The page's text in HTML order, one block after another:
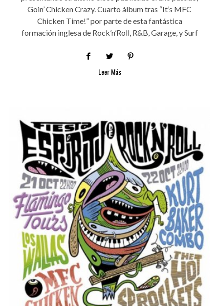
Goin’ Chicken Crazy. Cuarto álbum tras “It’s MFC
Chicken Time!” por parte de esta fantástica
formación inglesa de Rock’n’Roll, R&B, Garage, y Surf
Leer Más